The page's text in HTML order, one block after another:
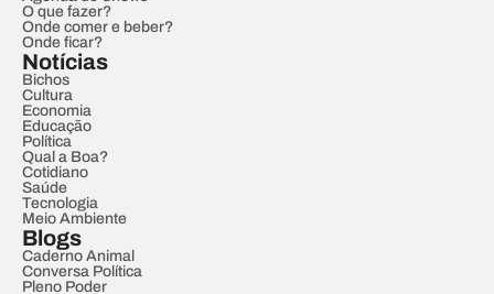
O que fazer?
Onde comer e beber?
Onde ficar?
Notícias
Bichos
Cultura
Economia
Educação
Política
Qual a Boa?
Cotidiano
Saúde
Tecnologia
Meio Ambiente
Blogs
Caderno Animal
Conversa Política
Pleno Poder